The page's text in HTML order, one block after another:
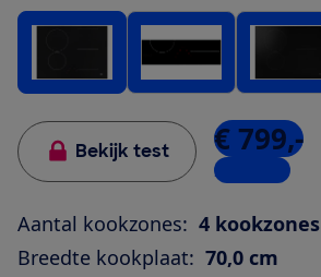
Bekijk test € 799,-
2 winkels
Aantal kookzones: 4 kookzones
Breedte kookplaat: 70,0 cm